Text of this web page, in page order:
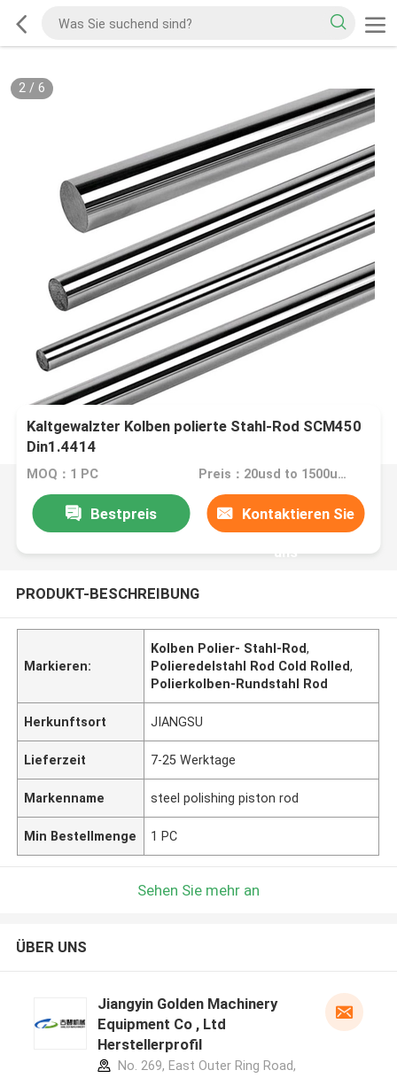
2/ 6
Kaltgewalzter Kolben polierte Stahl-Rod SCM450
Din1.4414
MOQ：1 PC Preis：20usd to 1500usd per piece
Bestpreis Kontaktieren Sie
uns
PRODUKT-BESCHREIBUNG
Markieren:
Kolben Polier- Stahl-Rod,
Polieredelstahl Rod Cold Rolled,
Polierkolben-Rundstahl Rod
Herkunftsort JIANGSU
Lieferzeit 7-25 Werktage
Markenname steel polishing piston rod
Min Bestellmenge 1 PC
Sehen Sie mehr an
ÜBER UNS
Jiangyin Golden Machinery
Equipment Co , Ltd
Herstellerprofil
No. 269, East Outer Ring Road,